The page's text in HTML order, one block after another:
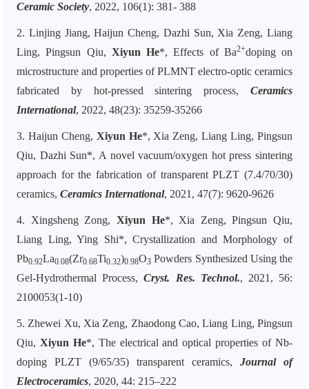
Ceramic Society, 2022, 106(1): 381- 388
2. Linjing Jiang, Haijun Cheng, Dazhi Sun, Xia Zeng, Liang
Ling, Pingsun Qiu, Xiyun He*, Effects of Ba2+doping on
microstructure and properties of PLMNT electro-optic ceramics
fabricated by hot-pressed sintering process, Ceramics
International, 2022, 48(23): 35259-35266
3. Haijun Cheng, Xiyun He*, Xia Zeng, Liang Ling, Pingsun
Qiu, Dazhi Sun*, A novel vacuum/oxygen hot press sintering
approach for the fabrication of transparent PLZT (7.4/70/30)
ceramics, Ceramics International, 2021, 47(7): 9620-9626
4. Xingsheng Zong, Xiyun He*, Xia Zeng, Pingsun Qiu,
Liang Ling, Ying Shi*, Crystallization and Morphology of
Pb0.92La0.08(Zr0.68Ti0.32)0.98O3 Powders Synthesized Using the
Gel-Hydrothermal Process,Cryst. Res. Technol., 2021, 56:
2100053(1-10)
5. Zhewei Xu, Xia Zeng, Zhaodong Cao, Liang Ling, Pingsun
Qiu, Xiyun He*, The electrical and optical properties of Nb-
doping PLZT (9/65/35) transparent ceramics, Journal of
Electroceramics, 2020, 44: 215–222